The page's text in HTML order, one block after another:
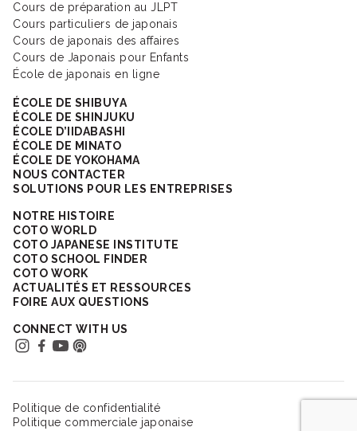
Cours de préparation au JLPT
Cours particuliers de japonais
Cours de japonais des affaires
Cours de Japonais pour Enfants
École de japonais en ligne
ÉCOLE DE SHIBUYA
ÉCOLE DE SHINJUKU
ÉCOLE D’IIDABASHI
ÉCOLE DE MINATO
ÉCOLE DE YOKOHAMA
NOUS CONTACTER
SOLUTIONS POUR LES ENTREPRISES
NOTRE HISTOIRE
COTO WORLD
COTO JAPANESE INSTITUTE
COTO SCHOOL FINDER
COTO WORK
ACTUALITÉS ET RESSOURCES
FOIRE AUX QUESTIONS
CONNECT WITH US
Politique de confidentialité
Politique commerciale japonaise